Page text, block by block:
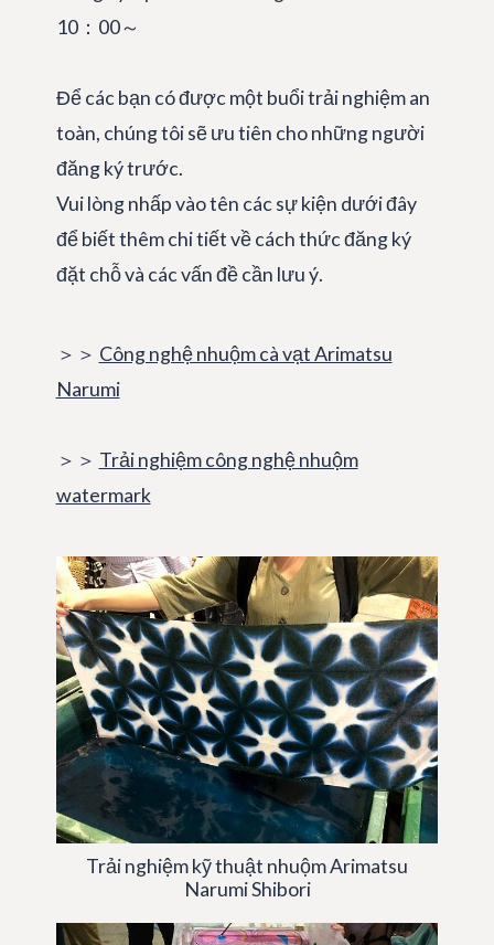
10：00～
Để các bạn có được một buổi trải nghiệm an
toàn, chúng tôi sẽ ưu tiên cho những người
đăng ký trước.
Vui lòng nhấp vào tên các sự kiện dưới đây
để biết thêm chi tiết về cách thức đăng ký
đặt chỗ và các vấn đề cần lưu ý.
＞＞ Công nghệ nhuộm cà vạt Arimatsu
Narumi
＞＞ Trải nghiệm công nghệ nhuộm
watermark
Trải nghiệm kỹ thuật nhuộm Arimatsu
Narumi Shibori